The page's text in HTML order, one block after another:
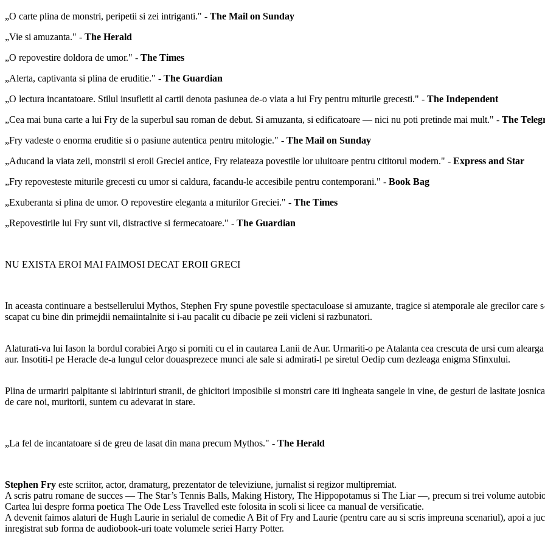
„O carte plina de monstri, peripetii si zei intriganti." - The Mail on Sunday
„Vie si amuzanta." - The Herald
„O repovestire doldora de umor." - The Times
„Alerta, captivanta si plina de eruditie." - The Guardian
„O lectura incantatoare. Stilul insufletit al cartii denota pasiunea de-o viata a lui Fry pentru miturile grecesti." - The Independent
„Cea mai buna carte a lui Fry de la superbul sau roman de debut. Si amuzanta, si edificatoare — nici nu poti pretinde mai mult." - The
„Fry vadeste o enorma eruditie si o pasiune autentica pentru mitologie." - The Mail on Sunday
„Aducand la viata zeii, monstrii si eroii Greciei antice, Fry relateaza povestile lor uluitoare pentru cititorul modern." - Express and Star
„Fry repovesteste miturile grecesti cu umor si caldura, facandu-le accesibile pentru contemporani." - Book Bag
„Exuberanta si plina de umor. O repovestire eleganta a miturilor Greciei." - The Times
„Repovestirile lui Fry sunt vii, distractive si fermecatoare." - The Guardian
NU EXISTA EROI MAI FAIMOSI DECAT EROII GRECI
In aceasta continuare a bestsellerului Mythos, Stephen Fry spune povestile spectaculoase si amuzante, tragice si atemporale ale grecilor
scapat cu bine din primejdii nemaiintalnite si i-au pacalit cu dibacie pe zeii vicleni si razbunatori.
Alaturati-va lui Iason la bordul corabiei Argo si porniti cu el in cautarea Lanii de Aur. Urmariti-o pe Atalanta cea crescuta de ursi cum
aur. Insotiti-l pe Heracle de-a lungul celor douasprezece munci ale sale si admirati-l pe siretul Oedip cum dezleaga enigma Sfinxului.
Plina de urmariri palpitante si labirinturi stranii, de ghicitori imposibile si monstri care iti ingheata sangele in vine, de gesturi de lasitate
de care noi, muritorii, suntem cu adevarat in stare.
„La fel de incantatoare si de greu de lasat din mana precum Mythos." - The Herald
Stephen Fry este scriitor, actor, dramaturg, prezentator de televiziune, jurnalist si regizor multipremiat.
A scris patru romane de succes — The Star’s Tennis Balls, Making History, The Hippopotamus si The Liar —, precum si trei volume
Cartea lui despre forma poetica The Ode Less Travelled este folosita in scoli si licee ca manual de versificatie.
A devenit faimos alaturi de Hugh Laurie in serialul de comedie A Bit of Fry and Laurie (pentru care au si scris impreuna scenariul), apoi a
inregistrat sub forma de audiobook-uri toate volumele seriei Harry Potter.